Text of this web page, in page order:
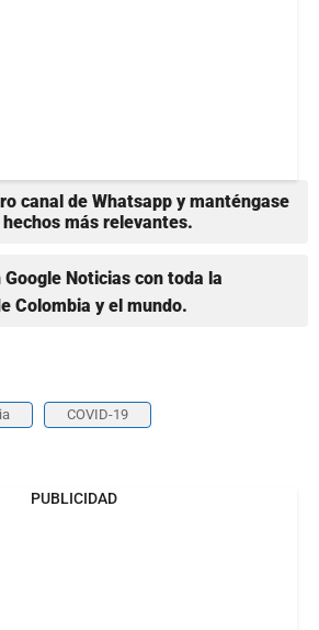
canal de Whatsapp y manténgase
más relevantes.
Noticias con toda la
Colombia y el mundo.
COVID-19
PUBLICIDAD